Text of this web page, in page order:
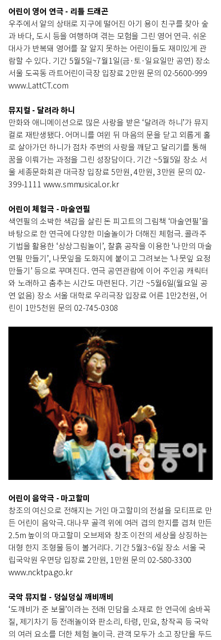
어린이 영어 연극 - 리틀 드래곤
우주에서 알의 상태로 지구에 떨어진 아기 용이 친구를 찾아 숲
과 바다, 도시 등을 여행하며 겪는 모험을 그린 영어 연극. 쉬운
대사가 반복돼 영어를 잘 알지 못하는 어린이들도 재미있게 관
람할 수 있다. 기간 5월5일~7월1일(금·토·일요일만 공연) 장소
서울 도곡동 라트어린이극장 입장료 2만원 문의 02-5600-999
www.LattCT.com
뮤지컬 - 달려라 하니
만화와 애니메이션으로 많은 사랑을 받은 ‘달려라 하니’가 뮤지
컬로 재탄생됐다. 어머니를 여윈 뒤 마음의 문을 닫고 외롭게 홀
로 살아가던 하니가 점차 주변의 사랑을 깨닫고 달리기를 통해
꿈을 이뤄가는 과정을 그린 성장담이다. 기간 ~5월5일 장소 서
울 세종문화회관 대극장 입장료 5만원, 4만원, 3만원 문의 02-
399-1111 www.smmusical.or.kr
어린이 체험극 - 마술연필
색연필의 소박한 색감을 살린 돈 피고트의 그림책 ‘마술연필’을
바탕으로 한 연극에 다양한 미술놀이가 더해진 체험극. 콜라주
기법을 활용한 ‘상상그림놀이’, 찰흙 공작을 이용한 ‘나만의 마술
연필 만들기’, 나뭇잎을 도화지에 붙이고 그려보는 ‘나뭇잎 요정
만들기’ 등으로 꾸며진다. 연극 공연관람에 이어 주인공 캐릭터
와 노래하고 춤추는 시간도 마련된다. 기간 ~5월6일(월요일 공
연 없음) 장소 서울 대학로 우리극장 입장료 어른 1만2천원, 어
린이 1만5천원 문의 02-745-0308
어린이 음악극 - 마고할미
창조의 여신으로 전해지는 거인 마고할미의 전설을 모티프로 만
든 어린이 음악극. 대나무 골격 위에 여러 겹의 한지를 겹쳐 만든
2.5m 높이의 마고할미 오브제와 창조 이전의 세상을 상징하는
대형 한지 조형물 등이 볼거리다. 기간 5월3~6일 장소 서울 국
립국악원 우면당 입장료 2만원, 1만원 문의 02-580-3300
www.ncktpa.go.kr
국악 뮤지컬 - 덩실덩실 깨비깨비
‘도깨비가 준 보물’이라는 전래 민담을 소재로 한 연극에 숨바꼭
질, 제기차기 등 전래놀이와 판소리, 타령, 민요, 창작곡 등 국악
의 여러 요소를 더한 체험 놀이극. 관객 모두가 소고 장단을 두드